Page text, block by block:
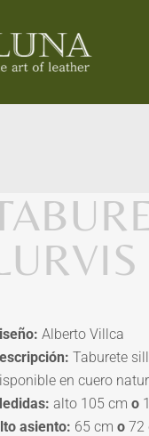
Alberto Villca
Taburete
en cuero
alto 105 cm o
asiento: 65 cm o 72